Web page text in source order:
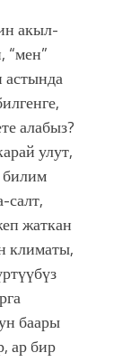
акыл-
“мен”
астында
алабыз?
улут,
билим
салт,
жаткан
климаты,
баары
ар бир